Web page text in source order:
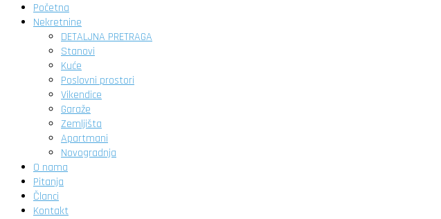
Početna
Nekretnine
DETALJNA PRETRAGA
Stanovi
Kuće
Poslovni prostori
Vikendice
Garaže
Zemljišta
Apartmani
Novogradnja
O nama
Pitanja
Članci
Kontakt